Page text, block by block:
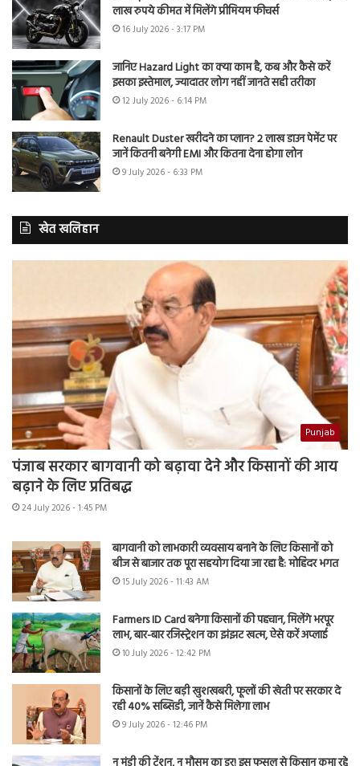
लाख रुपये कीमत में मिलेंगे प्रीमियम फीचर्स
16 July 2026 - 3:17 PM
जानिए Hazard Light का क्या काम है, कब और कैसे करें
इसका इस्तेमाल, ज्यादातर लोग नहीं जानते सही तरीका
12 July 2026 - 6:14 PM
Renault Duster खरीदने का प्लान? 2 लाख डाउन पेमेंट पर
जानें कितनी बनेगी EMI और कितना देना होगा लोन
9 July 2026 - 6:33 PM
खेत खलिहान
Punjab
पंजाब सरकार बागवानी को बढ़ावा देने और किसानों की आय
बढ़ाने के लिए प्रतिबद्ध
24 July 2026 - 1:45 PM
बागवानी को लाभकारी व्यवसाय बनाने के लिए किसानों को
बीज से बाजार तक पूरा सहयोग दिया जा रहा है: मोहिंदर भगत
15 July 2026 - 11:43 AM
Farmers ID Card बनेगा किसानों की पहचान, मिलेंगे भरपूर
लाभ, बार-बार रजिस्ट्रेशन का झंझट खत्म, ऐसे करें अप्लाई
10 July 2026 - 12:42 PM
किसानों के लिए बड़ी खुशखबरी, फूलों की खेती पर सरकार दे
रही 40% सब्सिडी, जानें कैसे मिलेगा लाभ
9 July 2026 - 12:46 PM